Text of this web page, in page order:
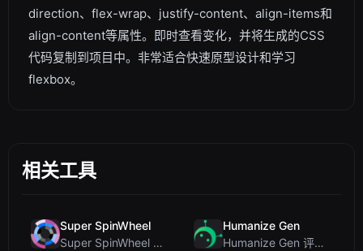
direction、flex-wrap、justify-content、align-items和
align-content等属性。即时查看变化，并将生成的CSS
代码复制到项目中。非常适合快速原型设计和学习
flexbox。
相关工具
Super SpinWheel
Super SpinWheel 评测：隐私优先的免费转盘随机选择工具
Humanize Gen
Humanize Gen 评测：深入探讨这款免费的 AI 人性化工具